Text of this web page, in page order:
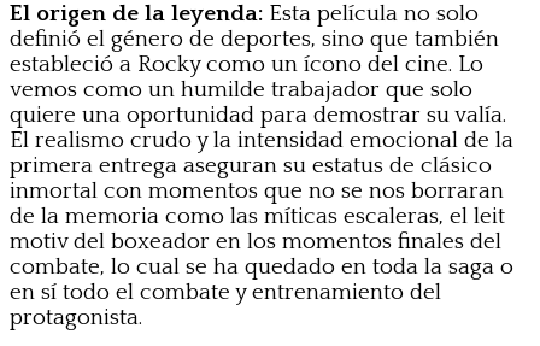
El origen de la leyenda: Esta película no solo
definió el género de deportes, sino que también
estableció a Rocky como un ícono del cine. Lo
vemos como un humilde trabajador que solo
quiere una oportunidad para demostrar su valía.
El realismo crudo y la intensidad emocional de la
primera entrega aseguran su estatus de clásico
inmortal con momentos que no se nos borraran
de la memoria como las míticas escaleras, el leit
motiv del boxeador en los momentos finales del
combate, lo cual se ha quedado en toda la saga o
en sí todo el combate y entrenamiento del
protagonista.